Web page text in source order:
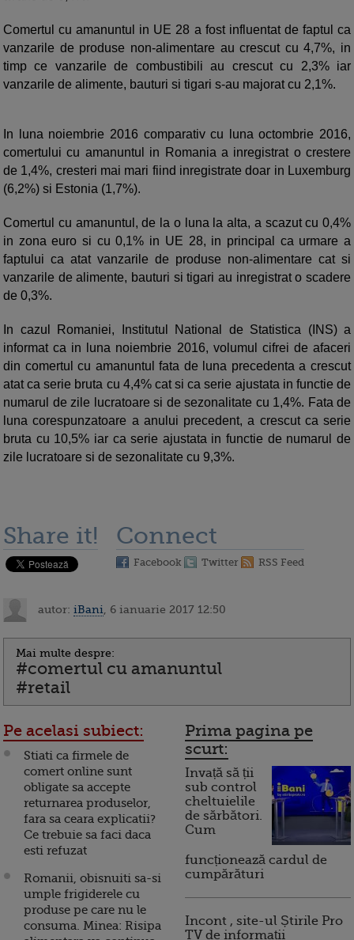
Comertul cu amanuntul in UE 28 a fost influentat de faptul ca
vanzarile de produse non-alimentare au crescut cu 4,7%, in
timp ce vanzarile de combustibili au crescut cu 2,3% iar
vanzarile de alimente, bauturi si tigari s-au majorat cu 2,1%.
In luna noiembrie 2016 comparativ cu luna octombrie 2016,
comertului cu amanuntul in Romania a inregistrat o crestere
de 1,4%, cresteri mai mari fiind inregistrate doar in Luxemburg
(6,2%) si Estonia (1,7%).
Comertul cu amanuntul, de la o luna la alta, a scazut cu 0,4%
in zona euro si cu 0,1% in UE 28, in principal ca urmare a
faptului ca atat vanzarile de produse non-alimentare cat si
vanzarile de alimente, bauturi si tigari au inregistrat o scadere
de 0,3%.
In cazul Romaniei, Institutul National de Statistica (INS) a
informat ca in luna noiembrie 2016, volumul cifrei de afaceri
din comertul cu amanuntul fata de luna precedenta a crescut
atat ca serie bruta cu 4,4% cat si ca serie ajustata in functie de
numarul de zile lucratoare si de sezonalitate cu 1,4%. Fata de
luna corespunzatoare a anului precedent, a crescut ca serie
bruta cu 10,5% iar ca serie ajustata in functie de numarul de
zile lucratoare si de sezonalitate cu 9,3%.
Share it! Connect
Facebook Twitter RSS Feed
autor: iBani , 6 ianuarie 2017 12:50
Mai multe despre:
#comertul cu amanuntul
#retail
Pe acelasi subiect:
Stiati ca firmele de
comert online sunt
obligate sa accepte
returnarea produselor,
fara sa ceara explicatii?
Ce trebuie sa faci daca
esti refuzat
Romanii, obisnuiti sa-si
umple frigiderele cu
produse pe care nu le
consuma. Minea: Risipa
Prima pagina pe
scurt:
Invață să ții
sub control
cheltuielile
de sărbători.
Cum
funcționează cardul de
cumpărături
Incont , site-ul Știrile Pro
TV de informații